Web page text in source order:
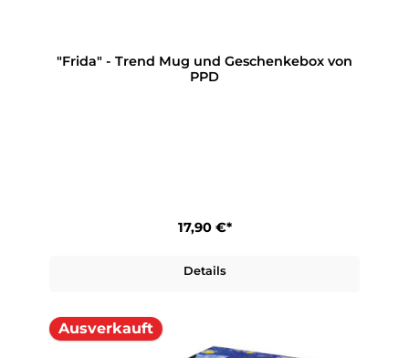
"Frida" - Trend Mug und Geschenkebox von
PPD
17,90 €*
Details
Ausverkauft